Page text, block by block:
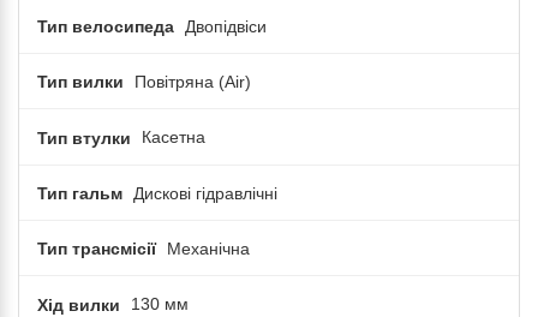
Тип велосипеда Двопідвіси
Тип вилки Повітряна (Air)
Тип втулки Касетна
Тип гальм Дискові гідравлічні
Тип трансмісії Механічна
Хід вилки 130 мм